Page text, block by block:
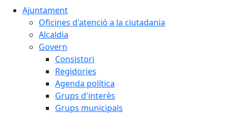
Ajuntament
Oficines d'atenció a la ciutadania
Alcaldia
Govern
Consistori
Regidories
Agenda política
Grups d'interès
Grups municipals